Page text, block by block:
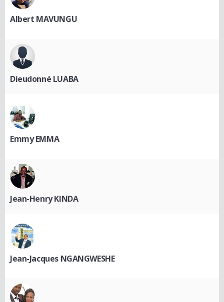
Albert MAVUNGU
Dieudonné LUABA
Emmy EMMA
Jean-Henry KINDA
Jean-Jacques NGANGWESHE